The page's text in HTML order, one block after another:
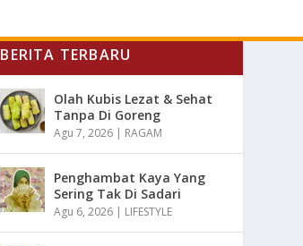
BERITA TERBARU
Olah Kubis Lezat & Sehat
Tanpa Di Goreng
Agu 7, 2026 | RAGAM
Penghambat Kaya Yang
Sering Tak Di Sadari
Agu 6, 2026 | LIFESTYLE